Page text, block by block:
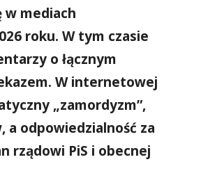
w mediach
roku. W tym czasie
o łącznym
W internetowej
„zamordyzm”,
odpowiedzialność za
rządowi PiS i obecnej